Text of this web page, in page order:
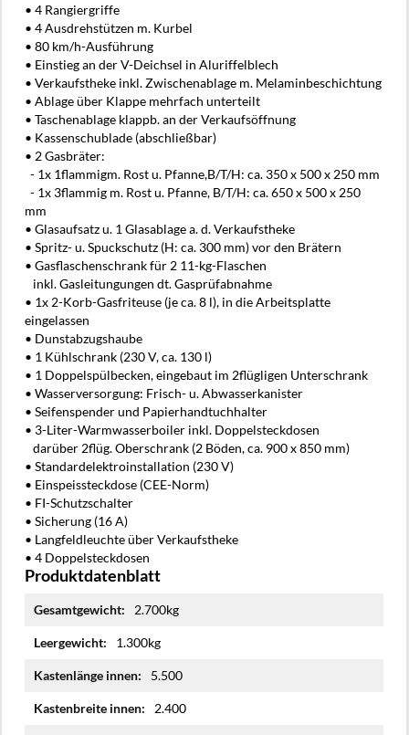
• 4 Rangiergriffe
• 4 Ausdrehstützen m. Kurbel
• 80 km/h-Ausführung
• Einstieg an der V-Deichsel in Aluriffelblech
• Verkaufstheke inkl. Zwischenablage m. Melaminbeschichtung
• Ablage über Klappe mehrfach unterteilt
• Taschenablage klappb. an der Verkaufsöffnung
• Kassenschublade (abschließbar)
• 2 Gasbräter:
- 1x 1flammigm. Rost u. Pfanne,B/T/H: ca. 350 x 500 x 250 mm
- 1x 3flammig m. Rost u. Pfanne, B/T/H: ca. 650 x 500 x 250
mm
• Glasaufsatz u. 1 Glasablage a. d. Verkaufstheke
• Spritz- u. Spuckschutz (H: ca. 300 mm) vor den Brätern
• Gasflaschenschrank für 2 11-kg-Flaschen
inkl. Gasleitungungen dt. Gasprüfabnahme
• 1x 2-Korb-Gasfriteuse (je ca. 8 l), in die Arbeitsplatte
eingelassen
• Dunstabzugshaube
• 1 Kühlschrank (230 V, ca. 130 l)
• 1 Doppelspülbecken, eingebaut im 2flügligen Unterschrank
• Wasserversorgung: Frisch- u. Abwasserkanister
• Seifenspender und Papierhandtuchhalter
• 3-Liter-Warmwasserboiler inkl. Doppelsteckdosen
darüber 2flüg. Oberschrank (2 Böden, ca. 900 x 850 mm)
• Standardelektroinstallation (230 V)
• Einspeissteckdose (CEE-Norm)
• FI-Schutzschalter
• Sicherung (16 A)
• Langfeldleuchte über Verkaufstheke
• 4 Doppelsteckdosen
Produktdatenblatt
Informationen
2.700kg
1.300kg
5.500
2.400